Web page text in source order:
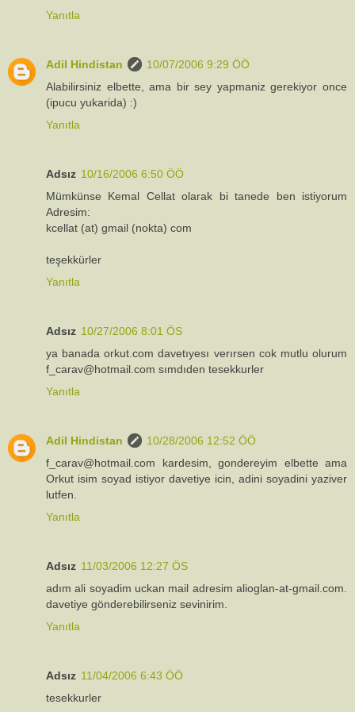
Yanıtla
Adil Hindistan
10/07/2006 9:29 ÖÖ
Alabilirsiniz elbette, ama bir sey yapmaniz gerekiyor once
(ipucu yukarida) :)
Yanıtla
Adsız 10/16/2006 6:50 ÖÖ
Mümkünse Kemal Cellat olarak bi tanede ben istiyorum
Adresim:
kcellat (at) gmail (nokta) com
teşekkürler
Yanıtla
Adsız 10/27/2006 8:01 ÖS
ya banada orkut.com davetıyesı verırsen cok mutlu olurum
f_carav@hotmail.com sımdıden tesekkurler
Yanıtla
Adil Hindistan
10/28/2006 12:52 ÖÖ
f_carav@hotmail.com kardesim, gondereyim elbette ama
Orkut isim soyad istiyor davetiye icin, adini soyadini yaziver
lutfen.
Yanıtla
Adsız 11/03/2006 12:27 ÖS
adım ali soyadim uckan mail adresim alioglan-at-gmail.com.
davetiye gönderebilirseniz sevinirim.
Yanıtla
Adsız 11/04/2006 6:43 ÖÖ
tesekkurler